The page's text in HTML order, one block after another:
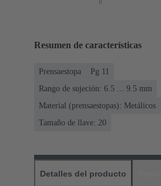
Resumen de características
Prensaestopa
Pg 11
Rango de sujeción: 6.5 ... 9.5 mm
Material (prensaestopas): Metálicos
Tamaño de llave: 20
Detalles del producto